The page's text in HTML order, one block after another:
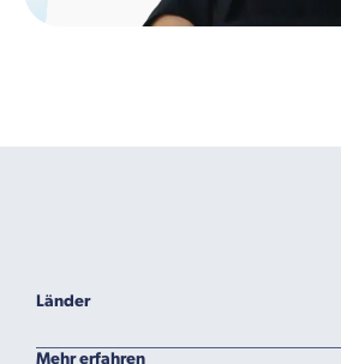
Länder
Mehr erfahren